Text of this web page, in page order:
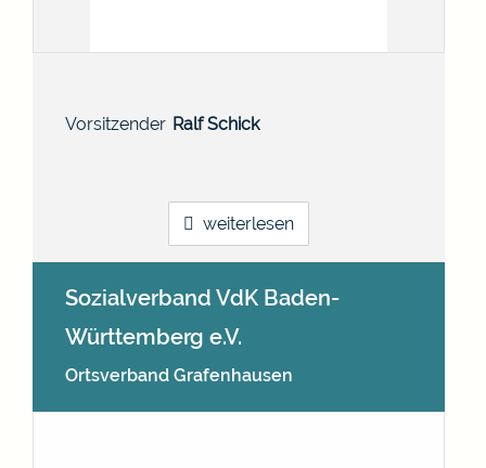
Vorsitzender Ralf Schick
weiterlesen
Sozialverband VdK Baden-
Württemberg e.V.
Ortsverband Grafenhausen